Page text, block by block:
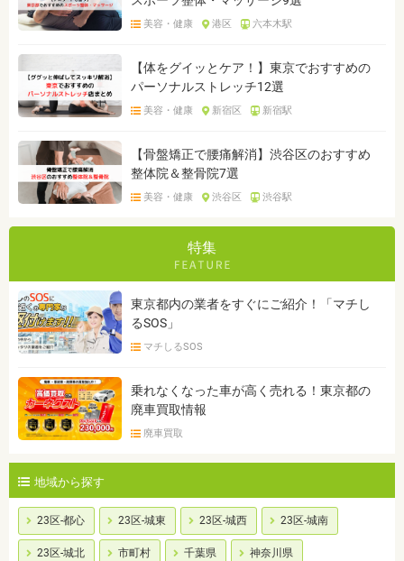
美容・健康 港区 六本木駅
【体をグイッとケア！】東京でおすすめの
パーソナルストレッチ12選
美容・健康 新宿区 新宿駅
【骨盤矯正で腰痛解消】渋谷区のおすすめ
整体院＆整骨院7選
美容・健康 渋谷区 渋谷駅
特集
東京都内の業者をすぐにご紹介！「マチし
るSOS」
マチしるSOS
乗れなくなった車が高く売れる！東京都の
廃車買取情報
廃車買取
地域から探す
23区-都心 23区-城東 23区-城西 23区-城南
23区-城北 市町村 千葉県 神奈川県